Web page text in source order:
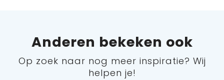
Anderen bekeken ook
Op zoek naar nog meer inspiratie? Wij
helpen je!